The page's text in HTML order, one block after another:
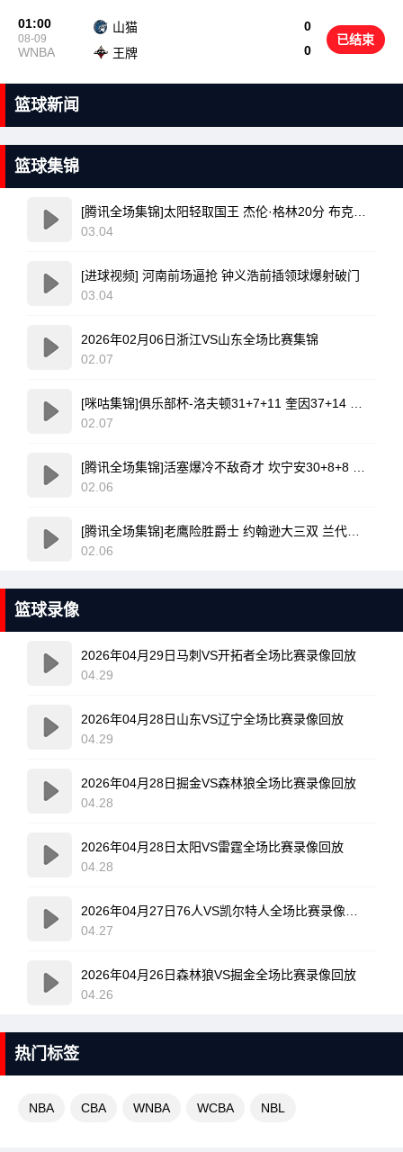
01:00
08-09
WNBA
山猫
0
0
王牌
已结束
篮球新闻
篮球集锦
03.04
[进球视频] 河南前场逼抢 钟义浩前插领球爆射破门
03.04
2026年02月06日浙江VS山东全场比赛集锦
02.07
02.07
02.06
02.06
篮球录像
2026年04月29日马刺VS开拓者全场比赛录像回放
04.29
2026年04月28日山东VS辽宁全场比赛录像回放
04.29
2026年04月28日掘金VS森林狼全场比赛录像回放
04.28
2026年04月28日太阳VS雷霆全场比赛录像回放
04.28
04.27
2026年04月26日森林狼VS掘金全场比赛录像回放
04.26
热门标签
NBA CBA WNBA WCBA NBL